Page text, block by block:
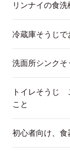
リンナイの食
冷蔵庫そうじで
洗面所シンクそ
トイレそうじ
こと
初心者向け、食